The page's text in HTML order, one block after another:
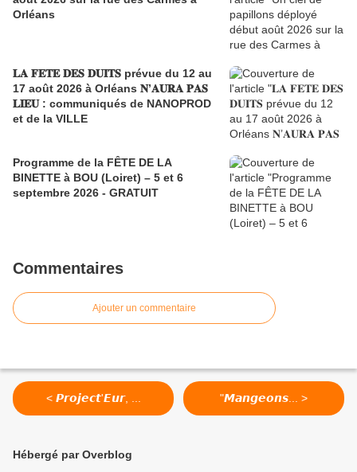
Orléans
𝐋𝐀 𝐅𝐄𝐓𝐄 𝐃𝐄𝐒 𝐃𝐔𝐈𝐓𝐒 prévue du 12 au
17 août 2026 à Orléans 𝐍’𝐀𝐔𝐑𝐀 𝐏𝐀𝐒
𝐋𝐈𝐄𝐔 : communiqués de NANOPROD
et de la VILLE
Programme de la FÊTE DE LA
BINETTE à BOU (Loiret) – 5 et 6
septembre 2026 - GRATUIT
Commentaires
Ajouter un commentaire
< 𝙋𝙧𝙤𝙟𝙚𝙘𝙩'𝙀𝙪𝙧, ... "𝙈𝙖𝙣𝙜𝙚𝙤𝙣𝙨... >
Hébergé par Overblog